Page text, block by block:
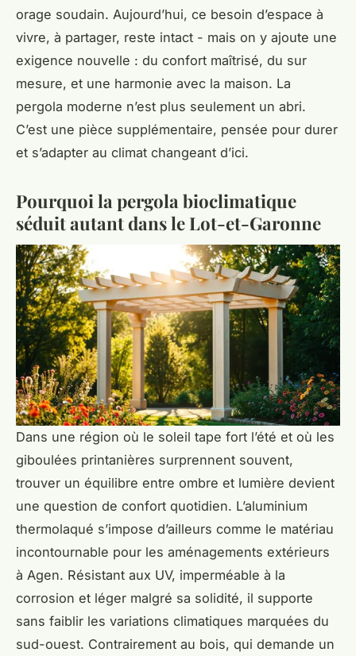
orage soudain. Aujourd’hui, ce besoin d’espace à
vivre, à partager, reste intact - mais on y ajoute une
exigence nouvelle : du confort maîtrisé, du sur
mesure, et une harmonie avec la maison. La
pergola moderne n’est plus seulement un abri.
C’est une pièce supplémentaire, pensée pour durer
et s’adapter au climat changeant d’ici.
Pourquoi la pergola bioclimatique
séduit autant dans le Lot-et-Garonne
Dans une région où le soleil tape fort l’été et où les
giboulées printanières surprennent souvent,
trouver un équilibre entre ombre et lumière devient
une question de confort quotidien. L’aluminium
thermolaqué s’impose d’ailleurs comme le matériau
incontournable pour les aménagements extérieurs
à Agen. Résistant aux UV, imperméable à la
corrosion et léger malgré sa solidité, il supporte
sans faiblir les variations climatiques marquées du
sud-ouest. Contrairement au bois, qui demande un